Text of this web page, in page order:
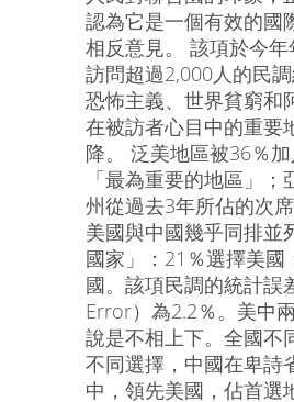
認為它是一個有效的國
相反意見。 該項於今
訪問超過2,000人的民
恐怖主義、世界貧窮和
在被訪者心目中的重要
降。 泛美地區被36％
「最為重要的地區」
州從過去3年所佔的次席
美國與中國幾乎同排並
國家」：21％選擇美國
國。該項民調的統計誤
Error）為2.2％。美中
說是不相上下。全國不
不同選擇，中國在卑詩
中，領先美國，佔首選